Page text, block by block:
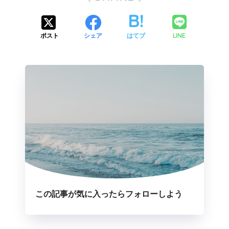
ポスト シェア はてブ LINE
この記事が気に入ったらフォローしよう